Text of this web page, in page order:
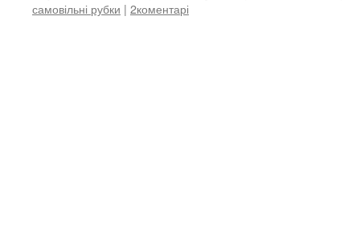
самовільні рубки | 2коментарі